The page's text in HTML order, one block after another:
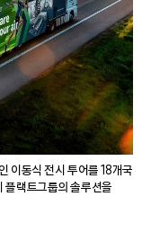
이동식 전시 투어를 18개국
플랙트그룹의 솔루션을